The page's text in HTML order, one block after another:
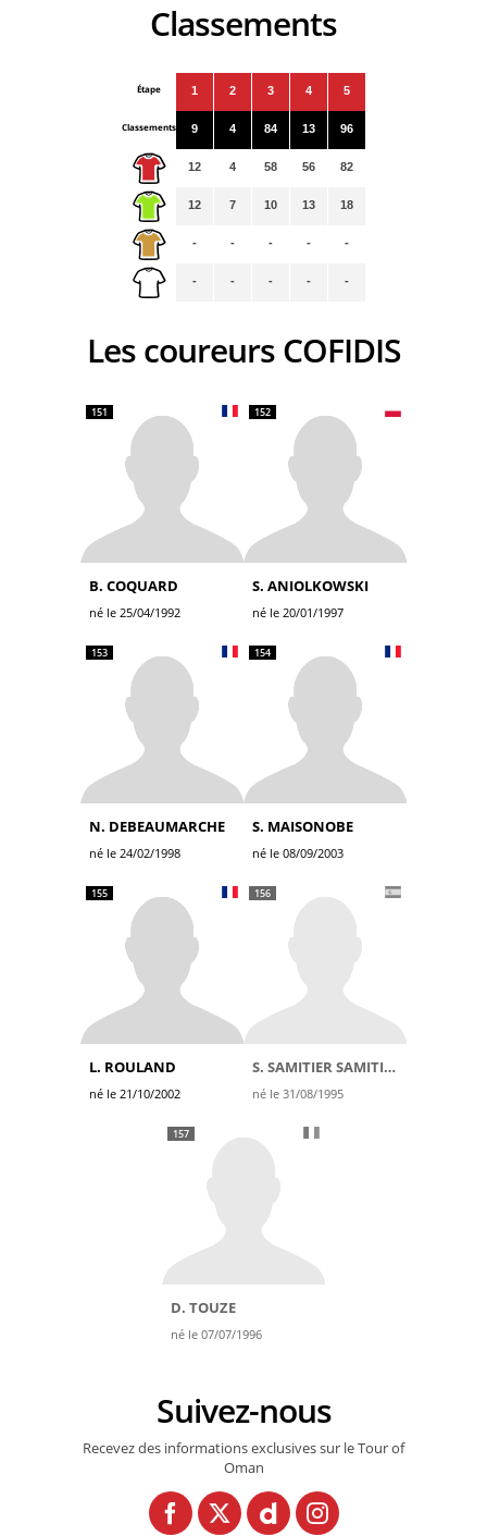
Classements
Étape
Classements
1
9
12
12
-
-
2
4
4
7
-
-
3
84
58
10
-
-
4
13
56
13
-
-
5
96
82
18
-
-
Les coureurs COFIDIS
151
B. COQUARD
né le 25/04/1992
152
S. ANIOLKOWSKI
né le 20/01/1997
153
N. DEBEAUMARCHE
né le 24/02/1998
154
S. MAISONOBE
né le 08/09/2003
155
L. ROULAND
né le 21/10/2002
156
S. SAMITIER SAMITIER
né le 31/08/1995
157
D. TOUZE
né le 07/07/1996
Suivez-nous
Recevez des informations exclusives sur le Tour of
Oman